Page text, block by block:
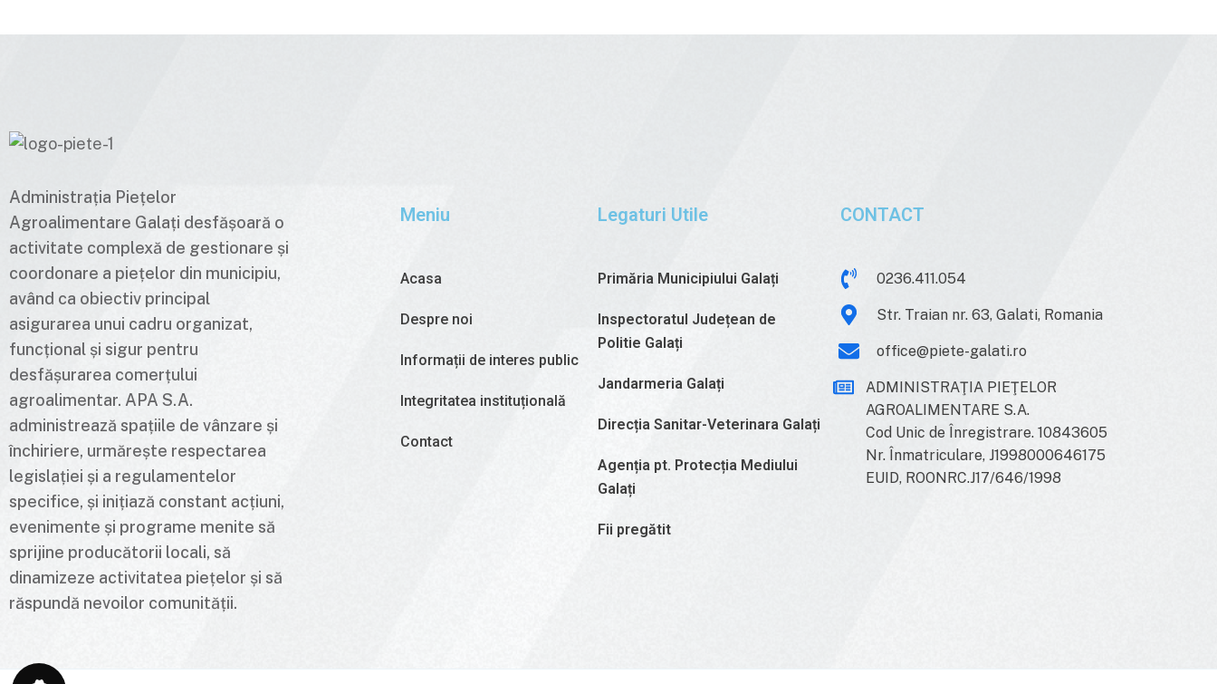
Administrația Piețelor
Agroalimentare Galați desfășoară o
activitate complexă de gestionare și
coordonare a piețelor din municipiu,
având ca obiectiv principal
asigurarea unui cadru organizat,
funcțional și sigur pentru
desfășurarea comerțului
agroalimentar. APA S.A.
administrează spațiile de vânzare și
închiriere, urmărește respectarea
legislației și a regulamentelor
specifice, și inițiază constant acțiuni,
evenimente și programe menite să
sprijine producătorii locali, să
dinamizeze activitatea piețelor și să
răspundă nevoilor comunității.
Meniu
Acasa
Despre noi
Informații de interes public
Integritatea instituțională
Contact
Legaturi Utile
Primăria Municipiului Galați
Inspectoratul Județean de
Politie Galați
Jandarmeria Galați
Direcția Sanitar-Veterinara Galați
Agenția pt. Protecția Mediului
Galați
Fii pregătit
CONTACT
0236.411.054
Str. Traian nr. 63, Galati, Romania
office@piete-galati.ro
ADMINISTRAŢIA PIEŢELOR
AGROALIMENTARE S.A.
Cod Unic de Înregistrare. 10843605
Nr. Înmatriculare, J1998000646175
EUID, ROONRC.J17/646/1998